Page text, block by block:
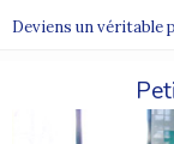
Deviens un véritable